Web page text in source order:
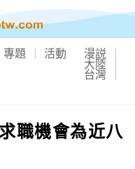
專題 活動 漫説
大陸
台灣
職機會為近八